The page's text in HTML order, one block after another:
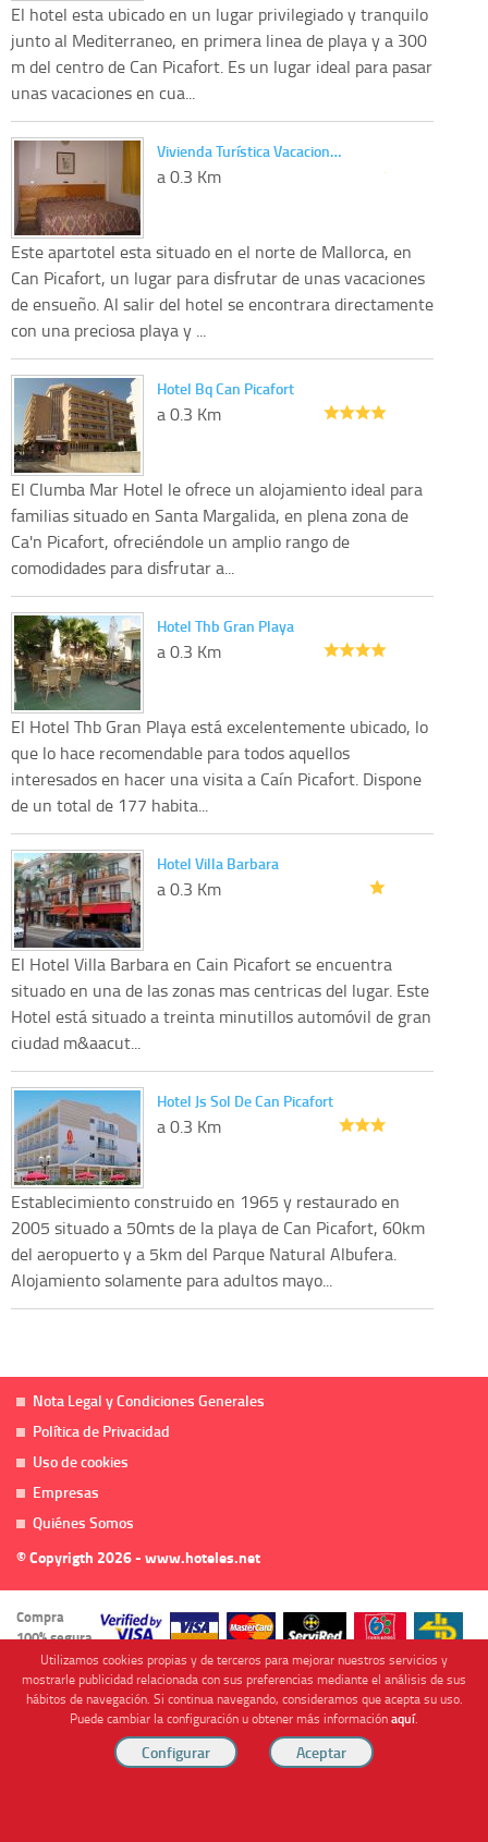
El hotel esta ubicado en un lugar privilegiado y tranquilo
junto al Mediterraneo, en primera linea de playa y a 300
m del centro de Can Picafort. Es un lugar ideal para pasar
unas vacaciones en cua...
Vivienda Turística Vacacion…
a 0.3 Km
Este apartotel esta situado en el norte de Mallorca, en
Can Picafort, un lugar para disfrutar de unas vacaciones
de ensueño. Al salir del hotel se encontrara directamente
con una preciosa playa y ...
Hotel Bq Can Picafort
a 0.3 Km
El Clumba Mar Hotel le ofrece un alojamiento ideal para
familias situado en Santa Margalida, en plena zona de
Ca'n Picafort, ofreciéndole un amplio rango de
comodidades para disfrutar a...
Hotel Thb Gran Playa
a 0.3 Km
El Hotel Thb Gran Playa está excelentemente ubicado, lo
que lo hace recomendable para todos aquellos
interesados en hacer una visita a Caín Picafort. Dispone
de un total de 177 habita...
Hotel Villa Barbara
a 0.3 Km
El Hotel Villa Barbara en Cain Picafort se encuentra
situado en una de las zonas mas centricas del lugar. Este
Hotel está situado a treinta minutillos automóvil de gran
ciudad m&aacut...
Hotel Js Sol De Can Picafort
a 0.3 Km
Establecimiento construido en 1965 y restaurado en
2005 situado a 50mts de la playa de Can Picafort, 60km
del aeropuerto y a 5km del Parque Natural Albufera.
Alojamiento solamente para adultos mayo...
Nota Legal y Condiciones Generales
Política de Privacidad
Uso de cookies
Empresas
Quiénes Somos
© Copyrigth 2026 - www.hoteles.net
Compra
100% segura
Cofinanciado por
Utilizamos cookies propias y de terceros para mejorar nuestros servicios y
mostrarle publicidad relacionada con sus preferencias mediante el análisis de sus
hábitos de navegación. Si continua navegando, consideramos que acepta su uso.
Puede cambiar la configuración u obtener más informaciónaquí.